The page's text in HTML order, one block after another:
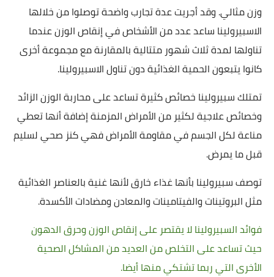
وزن مثالي. ‏وقد أجريت عدة تجارب واضحة توصلوا من خلالها
الاسبيرولينا ساعد عدد من الأشخاص في إنقاص الوزن عندما
تناولها لمدة ثلاث شهور متتالية بالمقارنة مع مجموعة أخرى
كانوا يتبعون الحمية الغذائية دون تناول الاسبيرولينا.
‏تمتلك سبيرولينا خصائص كثيرة تساعد على محاربة ‏الوزن ‏الزائد
‏وخصائص علاجية لكثير من الأمراض المزمنة إضافة أنها تعطي
مناعة لكل الجسم في مقاومة الأمراض فهي كنز صحي لسليم
قبل ما يمرض‏.
توصف سبيرولينا ‏بأنها غذاء خارق ‏لأنها غنية بالعناصر الغذائية
مثل البروتينات والفيتامينات والمعادن ومضادات الأكسدة.
‏فوائد السبيرولينا لا يقتصر على إنقاص الوزن ‏وحرق الدهون
حيث تساعد على التخلص من العديد من المشاكل الصحية
الأخرى التي ربما تشتكي منها أيضا.‏